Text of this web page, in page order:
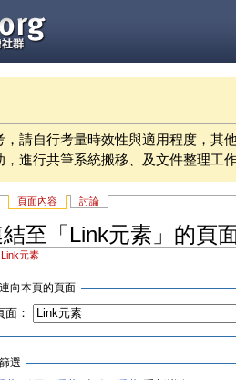
，請自行考量時效性與適用程度，其
，進行共筆系統搬移、及文件整理工
頁面內容 討論
至「Link元素」的頁
Link元素
連向本頁的頁面
面：
篩選